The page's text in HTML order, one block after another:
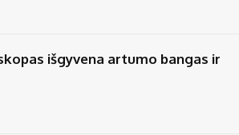
išgyvena artumo bangas ir